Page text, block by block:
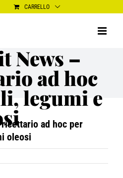
CARRELLO
News –
ad hoc
legumi e
ad hoc per
oleosi